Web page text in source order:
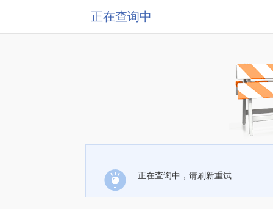
正在查询中
正在查询中，请刷新重试